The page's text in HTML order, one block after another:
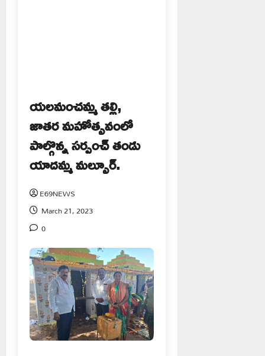
యలమంచమ్మ తల్లి,
జాతర మహోత్సవంలో
పాల్గొన్న సర్పంచ్ తండు
యాదమ్మ మల్సూర్.
E69NEWS
March 21, 2023
0